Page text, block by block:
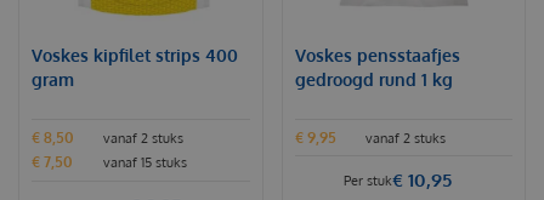
Voskes kipfilet strips 400
gram
vanaf 2 stuks
€ 8 50
vanaf 15 stuks
€ 7,50
Voskes pensstaafjes
gedroogd rund 1 kg
vanaf 2 stuks
€ 9, 95
€ 10,95
Per stuk